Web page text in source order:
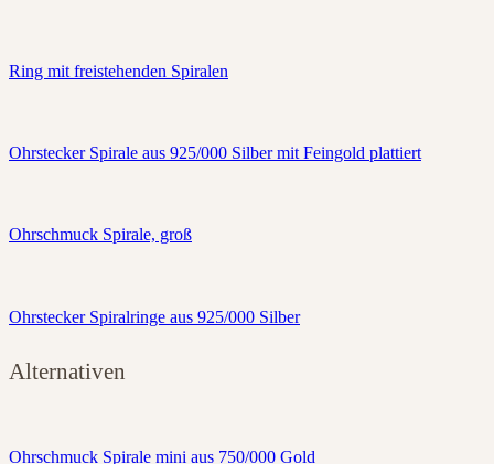
Ring mit freistehenden Spiralen
Ohrstecker Spirale aus 925/000 Silber mit Feingold plattiert
Ohrschmuck Spirale, groß
Ohrstecker Spiralringe aus 925/000 Silber
Alternativen
Ohrschmuck Spirale mini aus 750/000 Gold